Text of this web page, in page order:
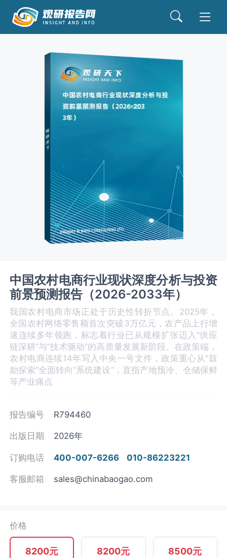
中国农村电商行业现状深度分析与投资
前景预测报告（2026-2033年）
我国农村电商市场正处于历史性转折节点。2025年，
全国农村网络零售额首次突破3万亿元，农产品上行增
速连续多年领跑，标志着行业已从规模扩张迈入“供应
链深耕”与“技术驱动”的高质量发展新阶段。在政策端，
农村电商连续14年写入中央一号文件，政策重心从“鼓
励探索”全面转向“系统建设”，直指产地预冷、仓储保鲜
等产业痛点
报告编号 R794460
出版日期 2026年
订购电话 400-007-6266 010-86223221
客服邮箱 sales@chinabaogao.com
价格
8200元 8200元 8500元